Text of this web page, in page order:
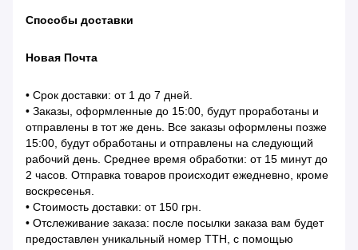
Способы доставки
Новая Почта
• Срок доставки: от 1 до 7 дней.
• Заказы, оформленные до 15:00, будут проработаны и
отправлены в тот же день. Все заказы оформлены позже
15:00, будут обработаны и отправлены на следующий
рабочий день. Среднее время обработки: от 15 минут до
2 часов. Отправка товаров происходит ежедневно, кроме
воскресенья.
• Стоимость доставки: от 150 грн.
• Отслеживание заказа: после посылки заказа вам будет
предоставлен уникальный номер ТТН, с помощью